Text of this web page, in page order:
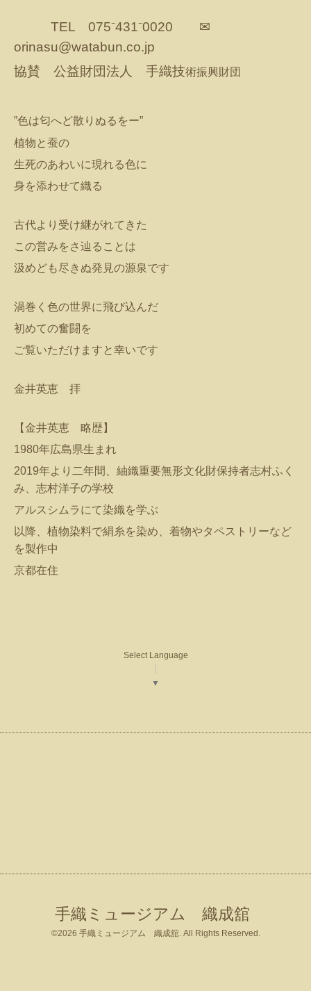
TEL 075⁻431⁻0020 ✉
orinasu@watabun.co.jp
協賛 公益財団法人 手織技術振興財団
”色は匂へど散りぬるをー”
植物と蚕の
生死のあわいに現れる色に
身を添わせて織る
古代より受け継がれてきた
この営みをさ辿ることは
汲めども尽きぬ発見の源泉です
渦巻く色の世界に飛び込んだ
初めての奮闘を
ご覧いただけますと幸いです
金井英恵 拝
【金井英恵 略歴】
1980年広島県生まれ
2019年より二年間、紬織重要無形文化財保持者志村ふく
み、志村洋子の学校
アルスシムラにて染織を学ぶ
以降、植物染料で絹糸を染め、着物やタペストリーなど
を製作中
京都在住
Select Language
▼
手織ミュージアム 織成舘
©2026 手織ミュージアム 織成舘. All Rights Reserved.